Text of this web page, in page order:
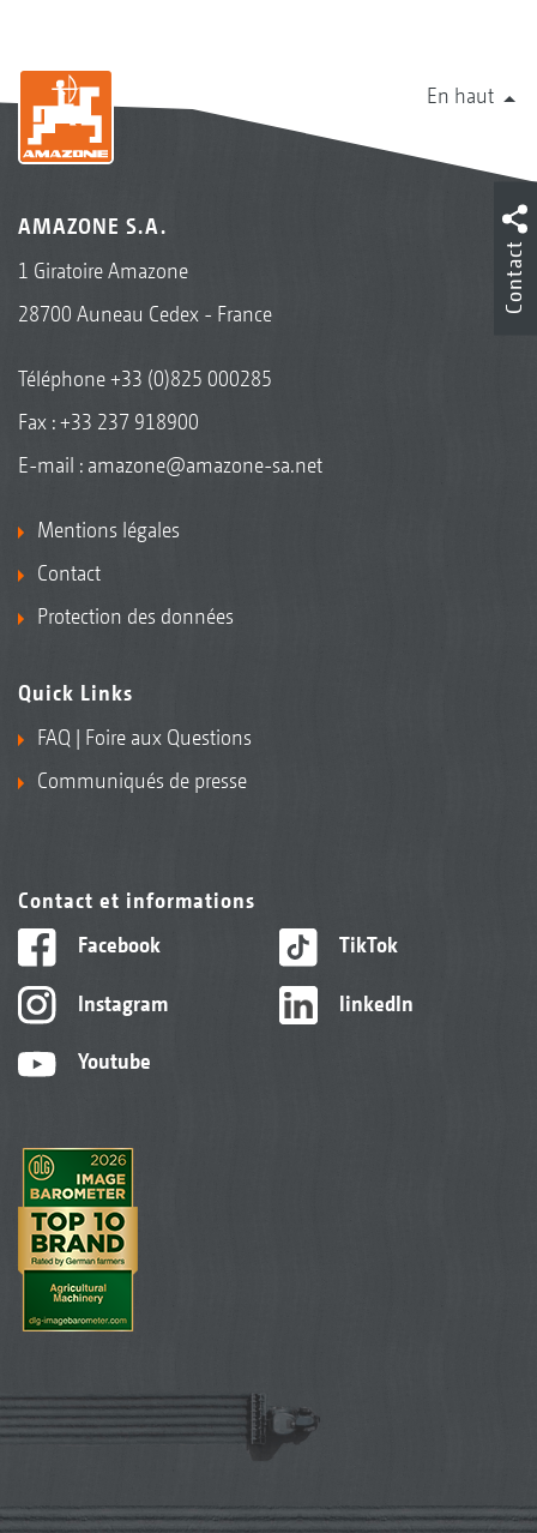
En haut
AMAZONE S.A.
1 Giratoire Amazone
28700 Auneau Cedex - France
Téléphone+33 (0)825 000285
Fax : +33 237 918900
E-mail : amazone@amazone-sa.net
Mentions légales
Contact
Protection des données
Quick Links
FAQ | Foire aux Questions
Communiqués de presse
Contact et informations
Facebook
Instagram
Youtube
TikTok
linkedIn
Contact